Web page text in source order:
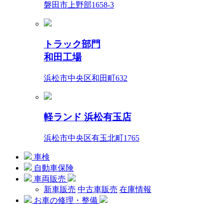
磐田市上野部1658-3
トラック部門
和田工場
浜松市中央区和田町632
軽ランド 浜松有玉店
浜松市中央区有玉北町1765
車検
自動車保険
車両販売
新車販売 中古車販売 在庫情報
お車の修理・整備